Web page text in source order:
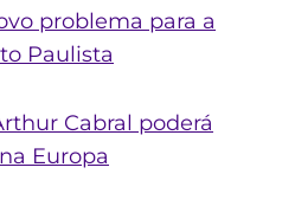
problema para a
Paulista
Cabral poderá
Europa